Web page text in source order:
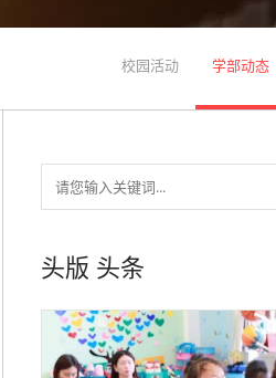
校园活动 学部动态
头版 头条